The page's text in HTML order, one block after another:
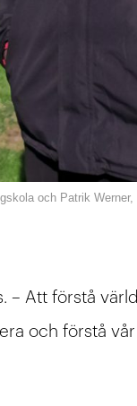
och Patrik
– Att förstå
och förstå vår